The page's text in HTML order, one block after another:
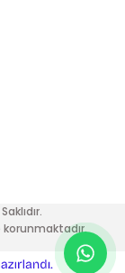
korunmaktadır.
ile